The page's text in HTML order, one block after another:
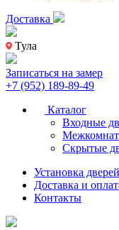
Доставка
Тула
Записаться на замер
+7 (952) 189-89-49
Каталог
Входные
Скрытые
Установка дверей
Доставка и
Контакты